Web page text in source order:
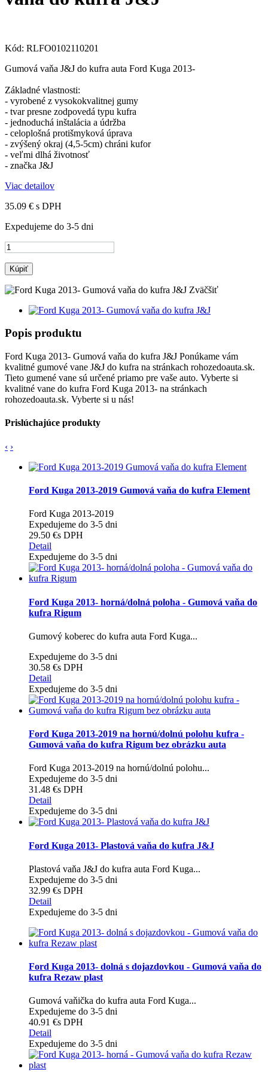
Kód: RLFO0102110201
Gumová vaňa J&J do kufra auta Ford Kuga 2013-
Základné vlastnosti:
- vyrobené z vysokokvalitnej gumy
- tvar presne zodpovedá typu kufra
- jednoduchá inštalácia a údržba
- celoplošná protišmyková úprava
- zvýšený okraj (4,5-5cm) chráni kufor
- veľmi dlhá životnosť
- značka J&J
Viac detailov
35.09 € s DPH
Expedujeme do 3-5 dni
Kúpiť
Zväčšiť
Popis produktu
Ford Kuga 2013- Gumová vaňa do kufra J&J Ponúkame vám
kvalitné gumové vane J&J do kufra na stránkach rohozedoauta.sk.
Tieto gumené vane sú určené priamo pre vaše auto. Vyberte si
kvalitné vane do kufra Ford Kuga 2013- na stránkach
rohozedoauta.sk. Vyberte si u nás!
Prislúchajúce produkty
‹ ›
Ford Kuga 2013-2019 Gumová vaňa do kufra Element
Ford Kuga 2013-2019
Expedujeme do 3-5 dni
29.50 €s DPH
Detail
Expedujeme do 3-5 dni
Ford Kuga 2013- horná/dolná poloha - Gumová vaňa do
kufra Rigum
Gumový koberec do kufra auta Ford Kuga...
Expedujeme do 3-5 dni
30.58 €s DPH
Detail
Expedujeme do 3-5 dni
Ford Kuga 2013-2019 na hornú/dolnú polohu kufra -
Gumová vaňa do kufra Rigum bez obrázku auta
Ford Kuga 2013-2019 na hornú/dolnú polohu...
Expedujeme do 3-5 dni
31.48 €s DPH
Detail
Expedujeme do 3-5 dni
Ford Kuga 2013- Plastová vaňa do kufra J&J
Plastová vaňa J&J do kufra auta Ford Kuga...
Expedujeme do 3-5 dni
32.99 €s DPH
Detail
Expedujeme do 3-5 dni
Ford Kuga 2013- dolná s dojazdovkou - Gumová vaňa do
kufra Rezaw plast
Gumová vaňička do kufra auta Ford Kuga...
Expedujeme do 3-5 dni
40.91 €s DPH
Detail
Expedujeme do 3-5 dni